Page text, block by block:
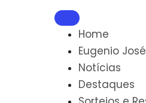
Home
Eugenio José
Notícias
Destaques